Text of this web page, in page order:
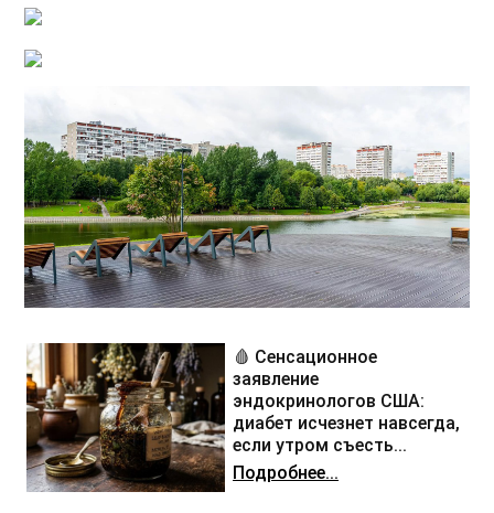
🩸 Сенсационное
заявление
эндокринологов США:
диабет исчезнет навсегда,
если утром съесть...
Подробнее...